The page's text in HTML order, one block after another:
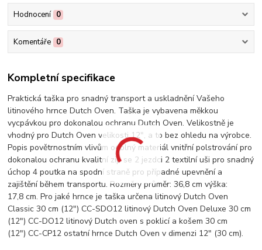
Hodnocení 0
Komentáře 0
Kompletní specifikace
Praktická taška pro snadný transport a uskladnění Vašeho
litinového hrnce Dutch Oven. Taška je vybavena měkkou
vycpávkou pro dokonalou ochranu Dutch Oven. Velikostně je
vhodný pro Dutch Oven velikosti 12", a to bez ohledu na výrobce.
Popis povětrnostním vlivům odolný materiál vnitřní polstrování pro
dokonalou ochranu kvalitní zip se 2 jezdci 2 textilní uši pro snadný
úchop 4 poutka na spodní straně pro případné upevnění a
zajištění během transportu. Rozměry průměr: 36,8 cm výška:
17,8 cm. Pro jaké hrnce je taška určena litinový Dutch Oven
Classic 30 cm (12") CC-SDO12 litinový Dutch Oven Deluxe 30 cm
(12") CC-DO12 litinový Dutch oven s poklicí a košem 30 cm
(12") CC-CP12 ostatní hrnce Dutch Oven v dimenzi 12" (30 cm).